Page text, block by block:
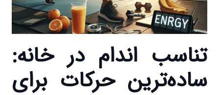
تناسب اندام در خانه:
ساده‌ترین حرکات برای